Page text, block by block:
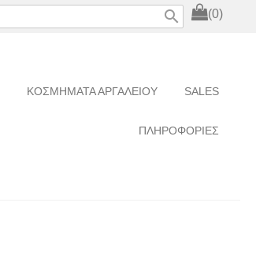
(0)
search
ΚΟΣΜΗΜΑΤΑ ΑΡΓΑΛΕΙΟΥ SALES
ΠΛΗΡΟΦΟΡΙΕΣ